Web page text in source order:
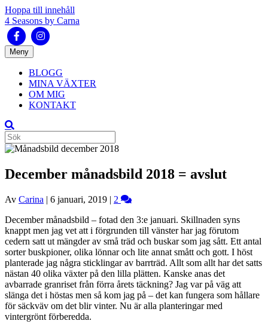
Hoppa till innehåll
4 Seasons by Carna
FacebookInstagram
Meny
BLOGG
MINA VÄXTER
OM MIG
KONTAKT
December månadsbild 2018 = avslut
Av Carina | 6 januari, 2019 | 2
December månadsbild – fotad den 3:e januari. Skillnaden syns
knappt men jag vet att i förgrunden till vänster har jag förutom
cedern satt ut mängder av små träd och buskar som jag sått. Ett antal
sorter buskpioner, olika lönnar och lite annat smått och gott. I höst
planterade jag några sticklingar av barrträd. Allt som allt har det satts
nästan 40 olika växter på den lilla plätten. Kanske anas det
avbarrade granriset från förra årets täckning? Jag var på väg att
slänga det i höstas men så kom jag på – det kan fungera som hållare
för säckväv om det blir vinter. Nu är alla planteringar med
vintergrönt förberedda.